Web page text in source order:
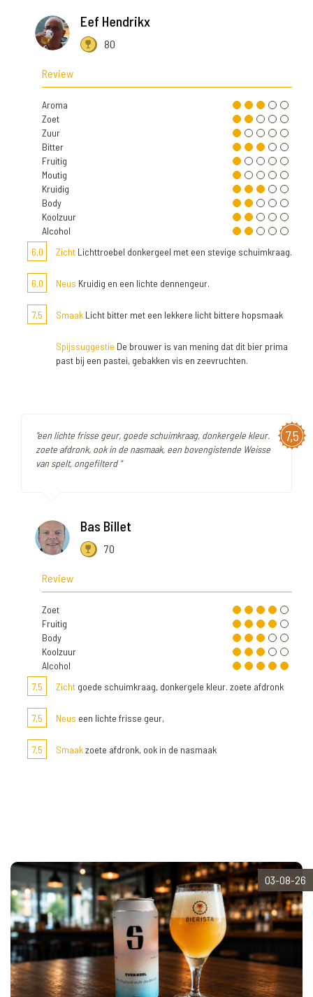
Eef Hendrikx
80
Review
Aroma
Zoet
Zuur
Bitter
Fruitig
Moutig
Kruidig
Body
Koolzuur
Alcohol
6,0
Zicht Lichttroebel donkergeel met een stevige schuimkraag.
6,0 Neus Kruidig en een lichte dennengeur.
7,5 Smaak Licht bitter met een lekkere licht bittere hopsmaak
Spijssuggestie De brouwer is van mening dat dit bier prima
past bij een pastei, gebakken vis en zeevruchten.
7,5
"een lichte frisse geur, goede schuimkraag, donkergele kleur.
zoete afdronk, ook in de nasmaak, een bovengistende Weisse
van spelt, ongefilterd "
Bas Billet
70
Review
Zoet
Fruitig
Body
Koolzuur
Alcohol
7,5
Zicht goede schuimkraag, donkergele kleur. zoete afdronk
7,5 Neus een lichte frisse geur,
7,5 Smaakzoete afdronk, ook in de nasmaak
03-08-26